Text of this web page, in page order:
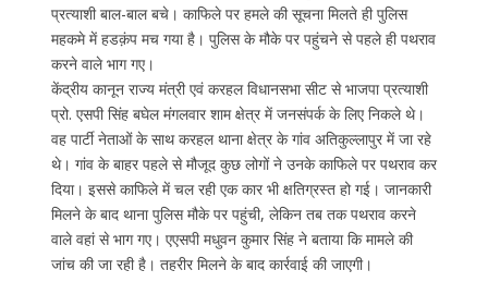
प्रत्याशी बाल-बाल बचे। काफिले पर हमले की सूचना मिलते ही पुलिस
महकमे में हडक़ंप मच गया है। पुलिस के मौके पर पहुंचने से पहले ही पथराव
करने वाले भाग गए।
केंद्रीय कानून राज्य मंत्री एवं करहल विधानसभा सीट से भाजपा प्रत्याशी
प्रो. एसपी सिंह बघेल मंगलवार शाम क्षेत्र में जनसंपर्क के लिए निकले थे।
वह पार्टी नेताओं के साथ करहल थाना क्षेत्र के गांव अतिकुल्लापुर में जा रहे
थे। गांव के बाहर पहले से मौजूद कुछ लोगों ने उनके काफिले पर पथराव कर
दिया। इससे काफिले में चल रही एक कार भी क्षतिग्रस्त हो गई। जानकारी
मिलने के बाद थाना पुलिस मौके पर पहुंची, लेकिन तब तक पथराव करने
वाले वहां से भाग गए। एएसपी मधुवन कुमार सिंह ने बताया कि मामले की
जांच की जा रही है। तहरीर मिलने के बाद कार्रवाई की जाएगी।